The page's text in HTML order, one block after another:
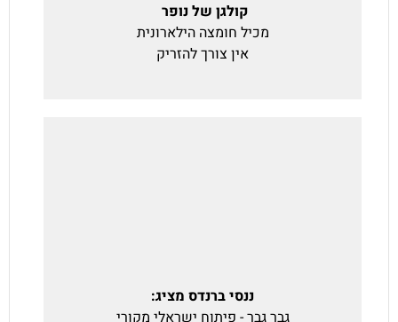
קולגן של נופר
מכיל חומצה הילארונית
אין צורך להזריק
ננסי ברנדס מציג: